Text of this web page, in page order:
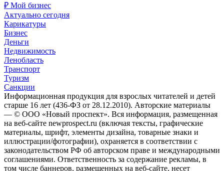
₽ Мой бизнес
Актуально сегодня
Карикатуры
Бизнес
Деньги
Недвижимость
Ленобласть
Транспорт
Туризм
Санкции
Информационная продукция для взрослых читателей и детей
старше 16 лет (436-ФЗ от 28.12.2010). Авторские материалы
— © ООО «Новый проспект». Вся информация, размещенная
на веб-сайте newprospect.ru (включая тексты, графические
материалы, шрифт, элементы дизайна, товарные знаки и
иллюстрации/фотографии), охраняется в соответствии с
законодательством РФ об авторском праве и международными
соглашениями. Ответственность за содержание рекламы, в
том числе баннеров, размещенных на веб-сайте, несет